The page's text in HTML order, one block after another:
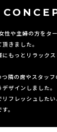
性や主婦の方をタ
きました。
もっとリラックス
隣の席やスタッ
ザインしました。
フレッシュした
。